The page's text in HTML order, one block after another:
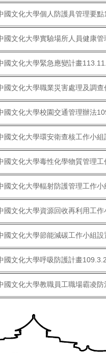
國文化大學個人防護具管理要
國文化大學實驗場所人員健康管
國文化大學緊急應變計畫
國文化大學職業災害處理及調
國文化大學校園交通管理辦法
國文化大學環安衛查核工作小
國文化大學毒性化學物質管理
國文化大學輻射防護管理工作
國文化大學資源回收再利用工
國文化大學節能減碳工作小組
國文化大學呼吸防護計畫
國文化大學教職員工職場霸凌